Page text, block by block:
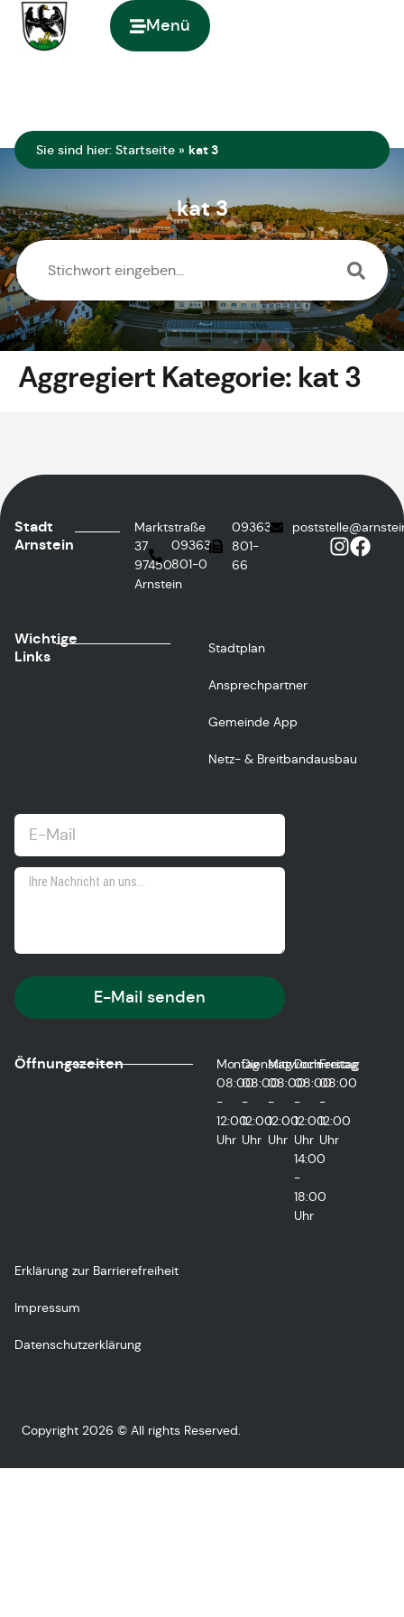
springen
Menü
Sie sind hier: Startseite » kat 3
kat 3
Aggregiert Kategorie: kat 3
Stadt
Arnstein
Marktstraße
37
97450
Arnstein
09363
801-0
09363
801-
66
Wichtige
Links
Stadtplan
Ansprechpartner
Gemeinde App
Netz- & Breitbandausbau
E-Mail senden
Öffnungszeiten
Montag
08:00
-
12:00
Uhr
Dienstag
08:00
-
12:00
Uhr
Mittwoch
08:00
-
12:00
Uhr
Donnerstag
08:00
-
12:00
Uhr
14:00
-
18:00
Uhr
Freitag
08:00
-
12:00
Uhr
Erklärung zur Barrierefreiheit
Impressum
Datenschutzerklärung
Copyright 2026 © All rights Reserved.